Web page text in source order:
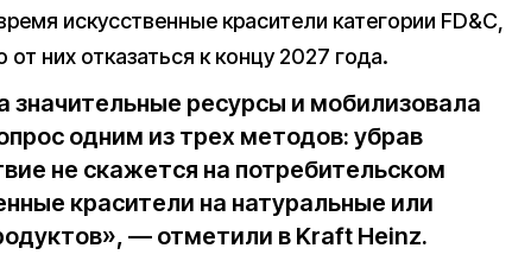
искусственные красители категории FD&C,
них отказаться к концу 2027 года.
значительные ресурсы и мобилизовала
одним из трех методов: убрав
не скажется на потребительском
красители на натуральные или
— отметили в Kraft Heinz.